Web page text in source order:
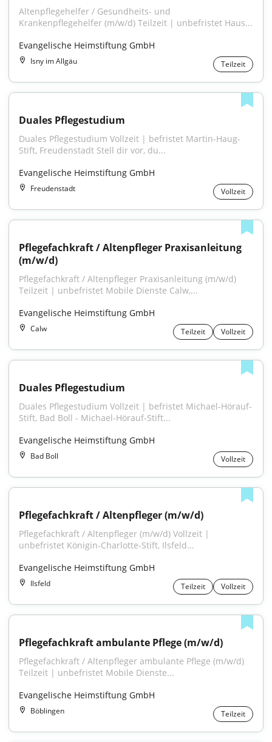
Altenpflegehelfer / Gesundheits- und
Krankenpflegehelfer (m/w/d) Teilzeit | unbefristet Haus...
Evangelische Heimstiftung GmbH
Isny im Allgäu Teilzeit
Duales Pflegestudium
Duales Pflegestudium Vollzeit | befristet Martin-Haug-
Stift, Freudenstadt Stell dir vor, du...
Evangelische Heimstiftung GmbH
Freudenstadt Vollzeit
Pflegefachkraft / Altenpfleger Praxisanleitung
(m/w/d)
Pflegefachkraft / Altenpfleger Praxisanleitung (m/w/d)
Teilzeit | unbefristet Mobile Dienste Calw,...
Evangelische Heimstiftung GmbH
Calw Teilzeit Vollzeit
Duales Pflegestudium
Duales Pflegestudium Vollzeit | befristet Michael-Hörauf-
Stift, Bad Boll - Michael-Hörauf-Stift...
Evangelische Heimstiftung GmbH
Bad Boll Vollzeit
Pflegefachkraft / Altenpfleger (m/w/d)
Pflegefachkraft / Altenpfleger (m/w/d) Vollzeit |
unbefristet Königin-Charlotte-Stift, Ilsfeld...
Evangelische Heimstiftung GmbH
Ilsfeld Teilzeit Vollzeit
Pflegefachkraft ambulante Pflege (m/w/d)
Pflegefachkraft / Altenpfleger ambulante Pflege (m/w/d)
Teilzeit | unbefristet Mobile Dienste...
Evangelische Heimstiftung GmbH
Böblingen Teilzeit